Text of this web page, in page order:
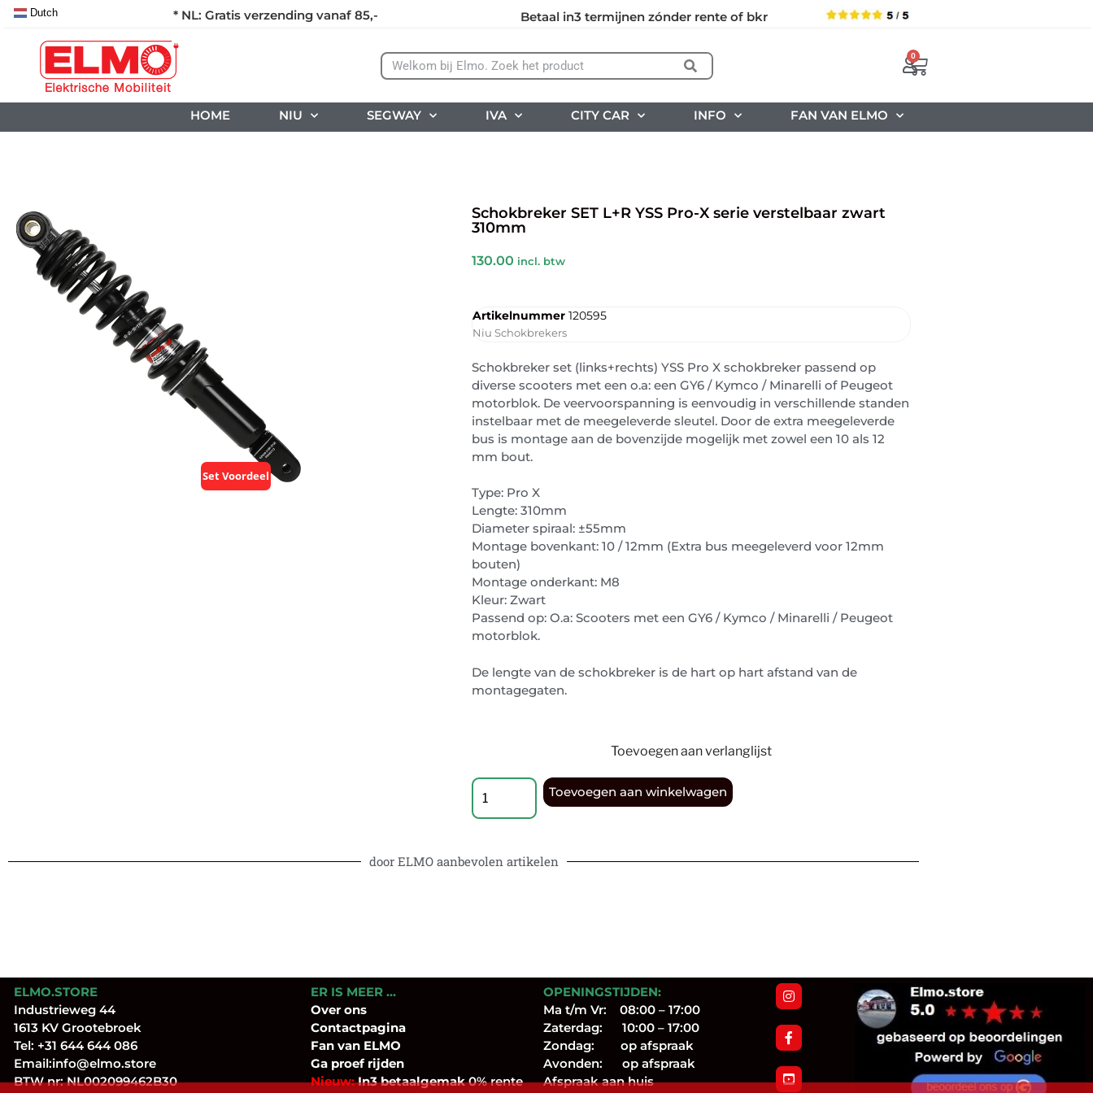
* NL: Gratis verzending vanaf 85,- Betaal in3 termijnen zónder rente of bkr
Dutch
0
HOME NIU SEGWAY IVA CITY CAR INFO FAN VAN ELMO
Set Voordeel
Schokbreker SET L+R YSS Pro-X serie verstelbaar zwart
310mm
130.00 incl. btw
Artikelnummer 120595
Niu Schokbrekers
Schokbreker set (links+rechts) YSS Pro X schokbreker passend op
diverse scooters met een o.a: een GY6 / Kymco / Minarelli of Peugeot
motorblok. De veervoorspanning is eenvoudig in verschillende standen
instelbaar met de meegeleverde sleutel. Door de extra meegeleverde
bus is montage aan de bovenzijde mogelijk met zowel een 10 als 12
mm bout.
Type: Pro X
Lengte: 310mm
Diameter spiraal: ±55mm
Montage bovenkant: 10 / 12mm (Extra bus meegeleverd voor 12mm
bouten)
Montage onderkant: M8
Kleur: Zwart
Passend op: O.a: Scooters met een GY6 / Kymco / Minarelli / Peugeot
motorblok.
De lengte van de schokbreker is de hart op hart afstand van de
montagegaten.
Toevoegen aan verlanglijst
Toevoegen aan winkelwagen
door ELMO aanbevolen artikelen
ELMO.STORE
Industrieweg 44
1613 KV Grootebroek
Tel: +31 644 644 086
Email:info@elmo.store
BTW nr: NL002099462B30
ER IS MEER …
Over ons
Contactpagina
Fanvan ELMO
Ga proef rijden
Nieuw:In3 betaalgemak0% rente
OPENINGSTIJDEN:
Ma t/m Vr: 08:00 – 17:00
Zaterdag: 10:00 – 17:00
Zondag: op afspraak
Avonden: op afspraak
Afspraak aan huis